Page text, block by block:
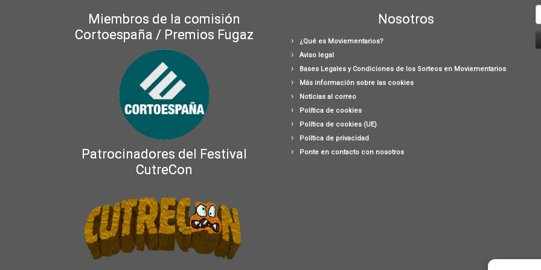
Miembros de la comisión
Cortoespaña / Premios Fugaz
Patrocinadores del Festival
CutreCon
Nosotros
¿Qué es Moviementarios?
Aviso legal
Bases Legales y Condiciones de los Sorteos en Moviementarios
Más información sobre las cookies
Noticias al correo
Política de cookies
Política de cookies (UE)
Política de privacidad
Ponte en contacto con nosotros